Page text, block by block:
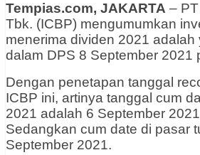
Tempias.com, JAKARTA –
Tbk. (ICBP) mengumumkan
menerima dividen 2021 adalah
dalam DPS 8 September 2021
Dengan penetapan tanggal
ICBP ini, artinya tanggal cum
2021 adalah 6 September
Sedangkan cum date di pasar
September 2021.